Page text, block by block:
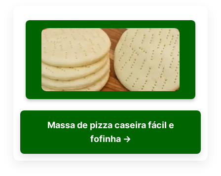
Massa de pizza caseira fácil e
fofinha →